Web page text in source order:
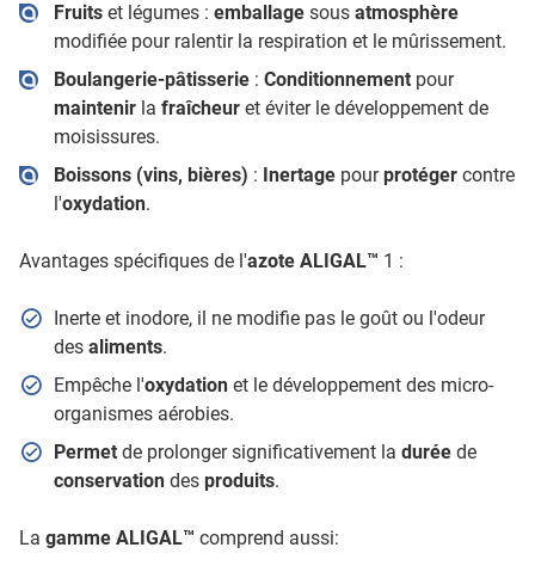
Fruits et légumes : emballage sous atmosphère
modifiée pour ralentir la respiration et le mûrissement.
Boulangerie-pâtisserie : Conditionnement pour
maintenir la fraîcheur et éviter le développement de
moisissures.
Boissons (vins, bières) : Inertage pourprotéger contre
l'oxydation.
Avantages spécifiques de l'azote ALIGAL™ 1 :
Inerte et inodore, il ne modifie pas le goût ou l'odeur
des aliments.
Empêche l'oxydationet le développement des micro-
organismes aérobies.
Permet de prolonger significativement la durée de
conservation des produits.
La gamme ALIGAL™ comprend aussi: